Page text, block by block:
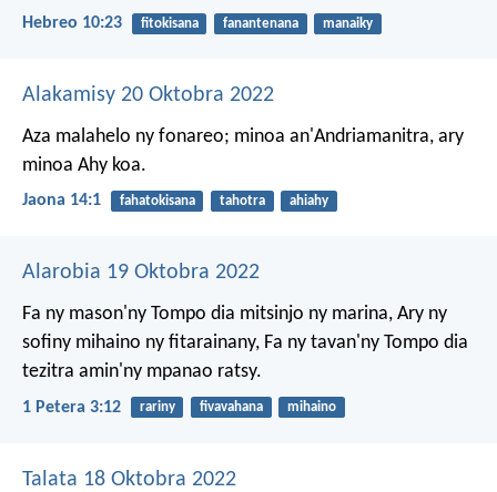
Hebreo 10:23 fitokisana fanantenana manaiky
Alakamisy 20 Oktobra 2022
Aza malahelo ny fonareo; minoa an'Andriamanitra, ary
minoa Ahy koa.
Jaona 14:1 fahatokisana tahotra ahiahy
Alarobia 19 Oktobra 2022
Fa ny mason'ny Tompo dia mitsinjo ny marina, Ary ny
sofiny mihaino ny fitarainany, Fa ny tavan'ny Tompo dia
tezitra amin'ny mpanao ratsy.
1 Petera 3:12 rariny fivavahana mihaino
Talata 18 Oktobra 2022